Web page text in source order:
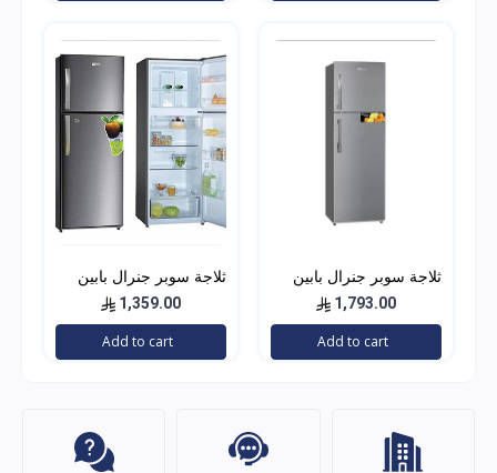
ثلاجة سوبر جنرال بابين
1,793.00
Add to cart
ثلاجة سوبر جنرال بابين
1,359.00
Add to cart